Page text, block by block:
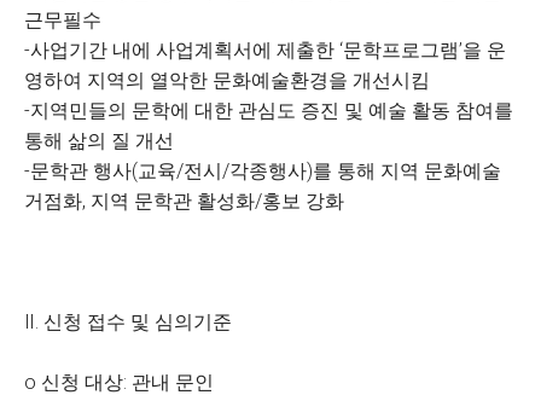
근무필수
-사업기간 내에 사업계획서에 제출한 ‘문학프로그램’을 운
영하여 지역의 열악한 문화예술환경을 개선시킴
-지역민들의 문학에 대한 관심도 증진 및 예술 활동 참여를
통해 삶의 질 개선
-문학관 행사(교육/전시/각종행사)를 통해 지역 문화예술
거점화, 지역 문학관 활성화/홍보 강화
Ⅱ. 신청 접수 및 심의기준
o 신청 대상: 관내 문인